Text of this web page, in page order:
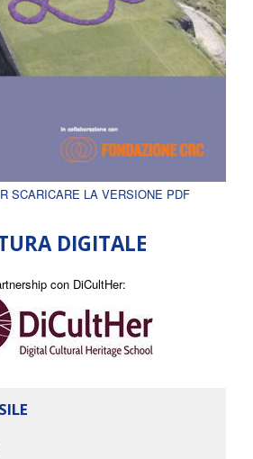
SCARICARE LA VERSIONE PDF
DIGITALE
con DiCultHer: